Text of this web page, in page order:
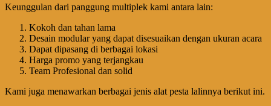
Keunggulan dari panggung multiplek kami antara lain:
Kokoh dan tahan lama
Desain modular yang dapat disesuaikan dengan ukuran acara
Dapat dipasang di berbagai lokasi
Harga promo yang terjangkau
Team Profesional dan solid
Kami juga menawarkan berbagai jenis alat pesta lalinnya berikut ini.